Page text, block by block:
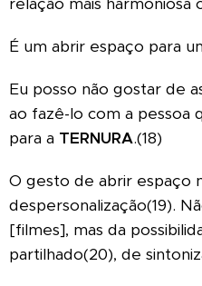
É um abrir espaço para
Eu posso não gostar de
ao fazê-lo com a pessoa
para a TERNURA.(18)
O gesto de abrir espaço
despersonalização(19).
[filmes], mas da
partilhado(20), de